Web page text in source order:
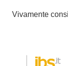
Vivamente